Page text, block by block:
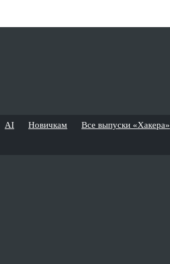
AI Новичкам Все выпуски «Хакера»